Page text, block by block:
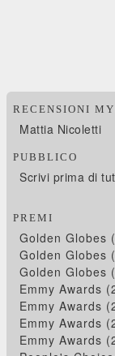
RECENSIONI
Mattia Nicoletti
PUBBLICO
Scrivi prima di
PREMI
Golden Globes
Golden Globes
Golden Globes
Emmy Awards
Emmy Awards
Emmy Awards
Emmy Awards